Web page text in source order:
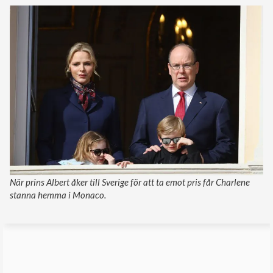
När prins Albert åker till Sverige för att ta emot pris får Charlene
stanna hemma i Monaco.